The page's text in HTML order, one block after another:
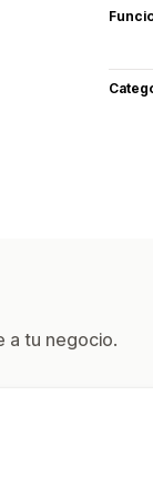
a tu negocio.